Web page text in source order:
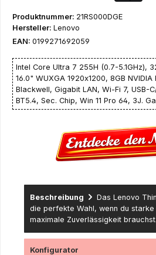
Produktnummer: 21RS000DGE
Hersteller: Lenovo
EAN: 0199271692059
Intel Core Ultra 7 255H (0.7-5.1GHz),
16.0" WUXGA 1920x1200, 8GB NVIDIA
Blackwell, Gigabit LAN, Wi-Fi 7, USB-
BT5.4, Sec. Chip, Win 11 Pro 64, 3J.
Beschreibung
Das Lenovo
die perfekte Wahl, wenn du starke
maximale Zuverlässigkeit
Konfigurator